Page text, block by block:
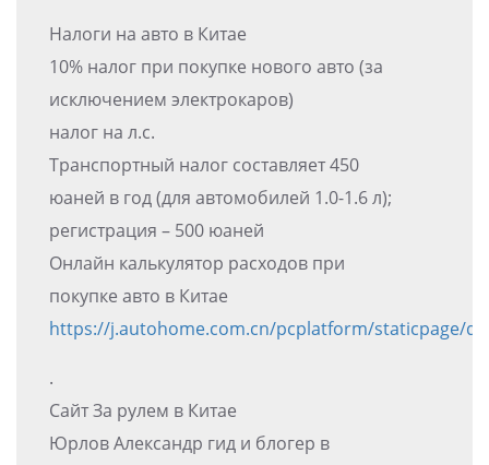
Налоги на авто в Китае
10% налог при покупке нового авто (за
исключением электрокаров)
налог на л.с.
Транспортный налог составляет 450
юаней в год (для автомобилей 1.0-1.6 л);
регистрация – 500 юаней
Онлайн калькулятор расходов при
покупке авто в Китае
https://j.autohome.com.cn/pcplatform/staticpage/
.
Сайт За рулем в Китае
Юрлов Александр гид и блогер в